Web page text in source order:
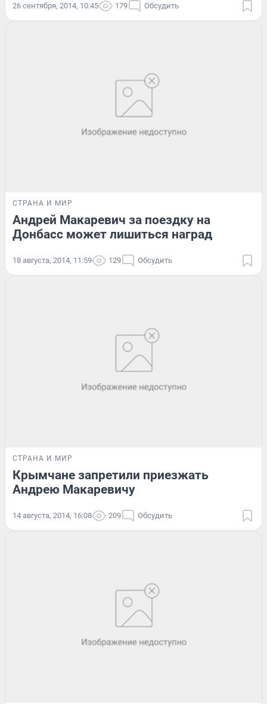
26 сентября, 2014, 10:45 179 Обсудить
СТРАНА И МИР
Андрей Макаревич за поездку на
Донбасс может лишиться наград
18 августа, 2014, 11:59 129 Обсудить
СТРАНА И МИР
Крымчане запретили приезжать
Андрею Макаревичу
14 августа, 2014, 16:08 209 Обсудить